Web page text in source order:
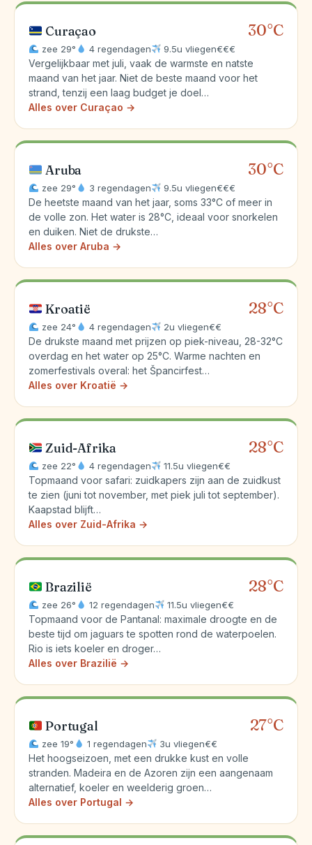
Curaçao 30°C
zee 29° 4 regendagen 9.5u vliegen€€€
Vergelijkbaar met juli, vaak de warmste en natste
maand van het jaar. Niet de beste maand voor het
strand, tenzij een laag budget je doel…
Alles over Curaçao →
Aruba 30°C
zee 29° 3 regendagen 9.5u vliegen€€€
De heetste maand van het jaar, soms 33°C of meer in
de volle zon. Het water is 28°C, ideaal voor snorkelen
en duiken. Niet de drukste…
Alles over Aruba →
Kroatië 28°C
zee 24° 4 regendagen 2u vliegen€€
De drukste maand met prijzen op piek-niveau, 28-32°C
overdag en het water op 25°C. Warme nachten en
zomerfestivals overal: het Špancirfest…
Alles over Kroatië →
Zuid-Afrika 28°C
zee 22° 4 regendagen 11.5u vliegen€€
Topmaand voor safari: zuidkapers zijn aan de zuidkust
te zien (juni tot november, met piek juli tot september).
Kaapstad blijft…
Alles over Zuid-Afrika →
Brazilië 28°C
zee 26° 12 regendagen 11.5u vliegen€€
Topmaand voor de Pantanal: maximale droogte en de
beste tijd om jaguars te spotten rond de waterpoelen.
Rio is iets koeler en droger…
Alles over Brazilië →
Portugal 27°C
zee 19° 1 regendagen 3u vliegen€€
Het hoogseizoen, met een drukke kust en volle
stranden. Madeira en de Azoren zijn een aangenaam
alternatief, koeler en weelderig groen…
Alles over Portugal →